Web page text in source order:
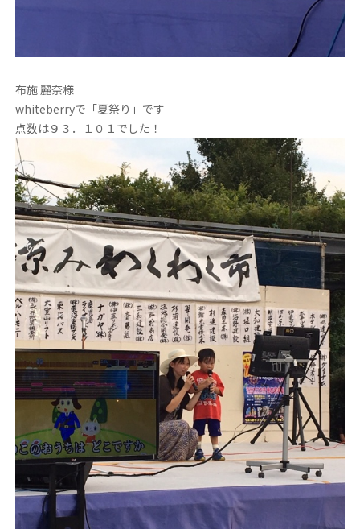
布施 麗奈様
whiteberryで「夏祭り」です
点数は９３．１０１でした！